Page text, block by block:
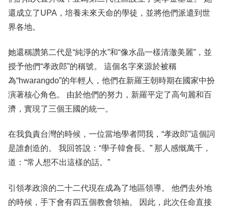
還成立了UPA，培養未來天命的學徒，並將他們派遣到世
界各地。
她還稱讚第二代是“純淨的水”和“像水晶一樣清澈美麗”，並
授予他們“孝政郎”的稱號。 這個名字來源於被稱
為“hwarangdo”的年輕人，他們在新羅王朝時期在國家中扮
演著核心角色。 由於他們的努力，新羅平定了高句麗和百
濟，實現了三個王國的統一。
在我負責台灣的時候，一位當地學者問我，“孝政郎”這個詞
是誰創造的。 我回答說：“學子韓會長。” 那人感慨萬千，
道：“常人想不出這樣的話。”
引領孝政浪的二十二代現在成為了地區領導。 他們去外地
的時候，手下會有四五個教會領袖。 因此，此次任命直接